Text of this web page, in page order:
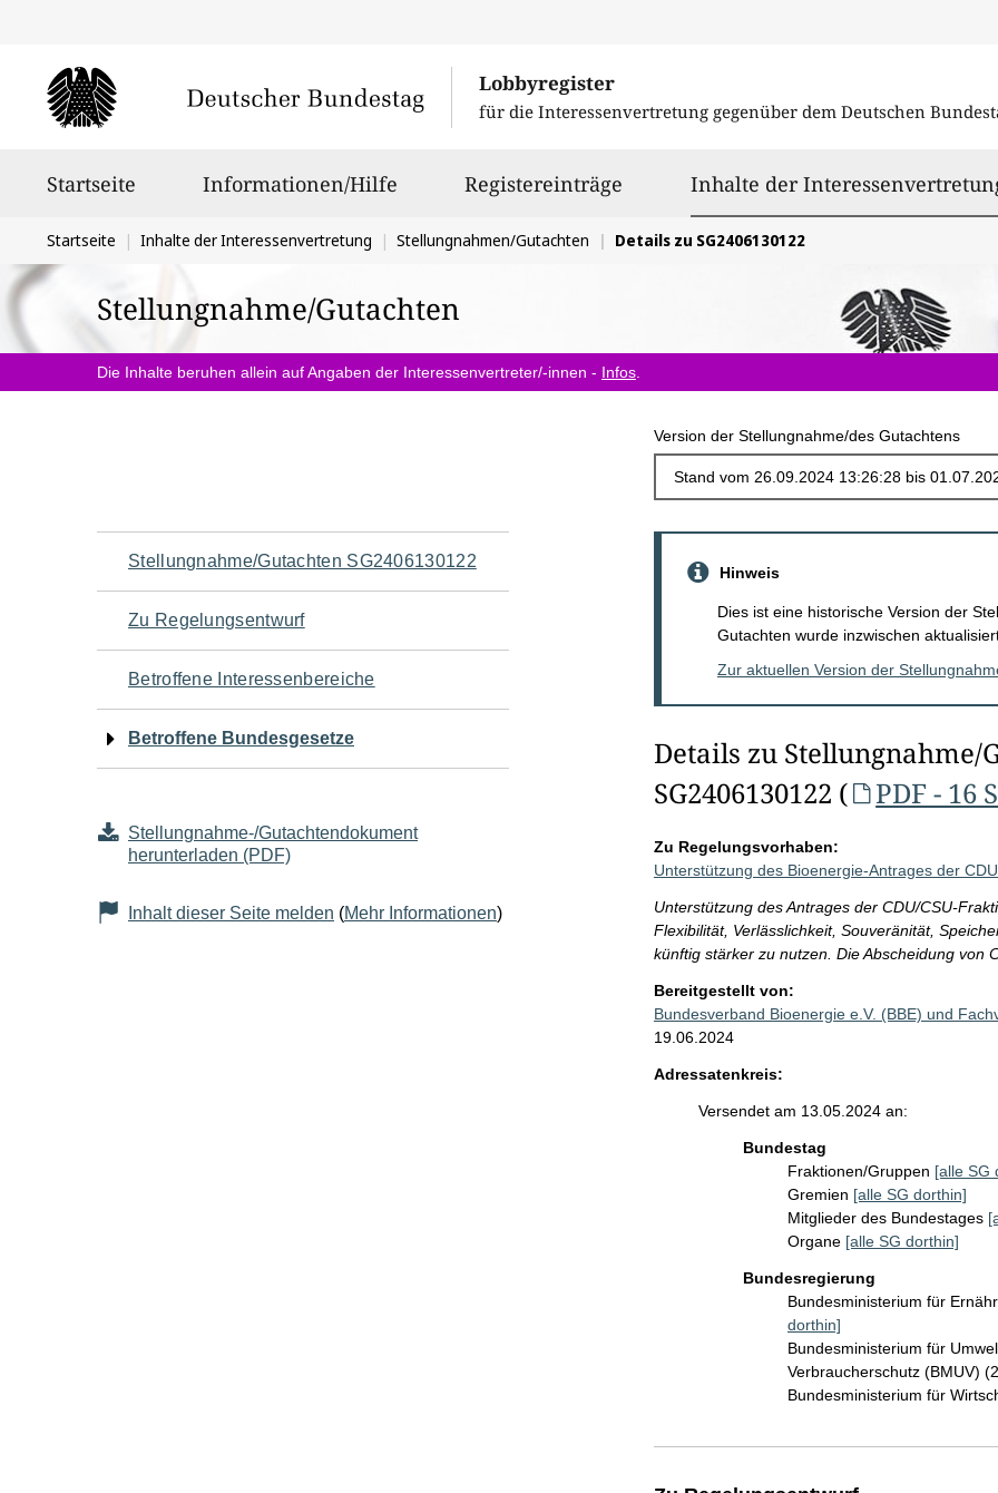
Lobbyregister
für die Interessenvertretung gegenüber dem Deutschen
Startseite Informationen/Hilfe Registereinträge Inhalte der
Sie
befinden
sich
hier:
Startseite Inhalte der Interessenvertretung Stellungnahmen/Gutachten Details zu SG2406130122
Stellungnahme/Gutachten
Die Inhalte beruhen allein auf Angaben der Interessenvertreter/-innen - Infos
Version der Stellungnahme/des Gutachtens
Navigation
für
den
Seiteninhalt
Stellungnahme/Gutachten SG2406130122
Zu Regelungsentwurf
Betroffene Interessenbereiche
Betroffene Bundesgesetze
Stellungnahme-/Gutachtendokument
herunterladen (PDF)
Inhalt dieser Seite melden (Mehr Informationen)
Hinweis
Dies ist eine historische Version der
Gutachten wurde inzwischen
Zur aktuellen Version der
Details zu Stellungnahme/
SG2406130122 (
PDF - 16
Zu Regelungsvorhaben:
Unterstützung des Bioenergie-Antrages der
Unterstützung des Antrages der CDU/CSU-
Flexibilität, Verlässlichkeit, Souveränität,
künftig stärker zu nutzen. Die Abscheidung von
Bereitgestellt von:
Bundesverband Bioenergie e.V. (BBE) und
19.06.2024
Adressatenkreis:
Versendet am 13.05.2024 an:
Bundestag
Fraktionen/Gruppen [alle SG
Gremien [alle SG dorthin]
Mitglieder des Bundestages
Organe [alle SG dorthin]
Bundesregierung
Bundesministerium für
dorthin]
Bundesministerium für
Verbraucherschutz (BMUV)
Bundesministerium für